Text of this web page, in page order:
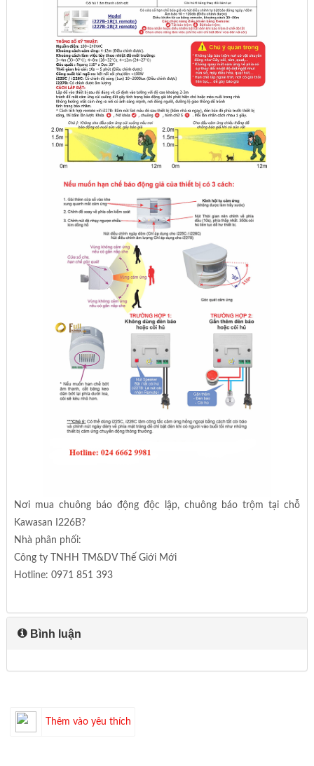
Nơi mua chuông báo động độc lập, chuông báo trộm tại chỗ
Kawasan I226B?
Nhà phân phối:
Công ty TNHH TM&DV Thế Giới Mới
Hotline: 0971 851 393
Bình luận
Thêm vào yêu thích